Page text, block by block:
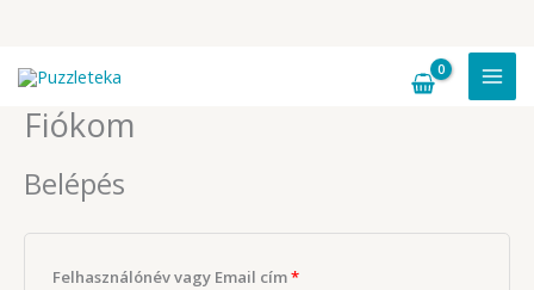
contentFiókom
Belépés
Felhasználónév vagy Email cím*Kötelező